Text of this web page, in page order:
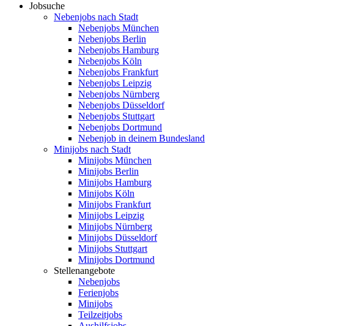
Jobsuche
Nebenjobs nach Stadt
Nebenjobs München
Nebenjobs Berlin
Nebenjobs Hamburg
Nebenjobs Köln
Nebenjobs Frankfurt
Nebenjobs Leipzig
Nebenjobs Nürnberg
Nebenjobs Düsseldorf
Nebenjobs Stuttgart
Nebenjobs Dortmund
Nebenjob in deinem Bundesland
Minijobs nach Stadt
Minijobs München
Minijobs Berlin
Minijobs Hamburg
Minijobs Köln
Minijobs Frankfurt
Minijobs Leipzig
Minijobs Nürnberg
Minijobs Düsseldorf
Minijobs Stuttgart
Minijobs Dortmund
Stellenangebote
Nebenjobs
Ferienjobs
Minijobs
Teilzeitjobs